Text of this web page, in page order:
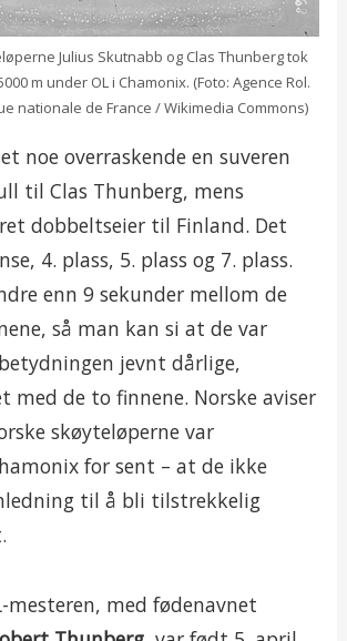
Julius Skutnabb og Clas Thunberg tok
m under OL i Chamonix. (Foto: Agence Rol.
nationale de France / Wikimedia Commons)
noe overraskende en suveren
til Clas Thunberg, mens
dobbeltseier til Finland. Det
4. plass, 5. plass og 7. plass.
enn 9 sekunder mellom de
så man kan si at de var
jevnt dårlige,
med de to finnene. Norske aviser
skøyteløperne var
for sent – at de ikke
til å bli tilstrekkelig
mesteren, med fødenavnet